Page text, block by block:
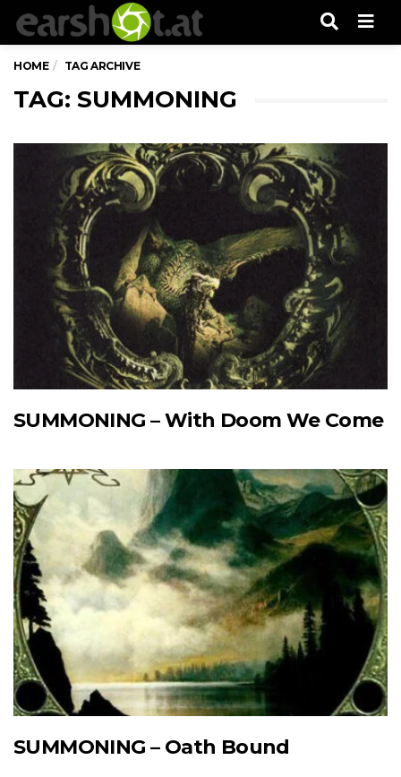
HOME TAG ARCHIVE
TAG: SUMMONING
SUMMONING – With Doom We Come
SUMMONING – Oath Bound